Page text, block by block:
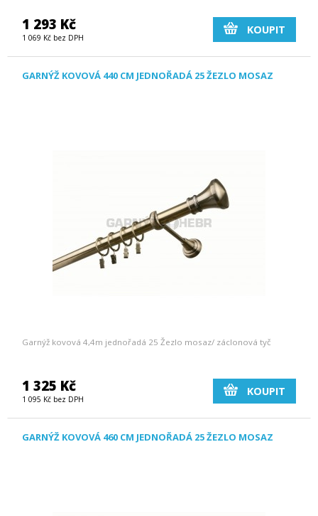
1 293 Kč
1 069 Kč bez DPH
KOUPIT
GARNÝŽ KOVOVÁ 440 CM JEDNOŘADÁ 25 ŽEZLO MOSAZ
Garnýž kovová 4,4m jednořadá 25 Žezlo mosaz/ záclonová tyč
1 325 Kč
1 095 Kč bez DPH
KOUPIT
GARNÝŽ KOVOVÁ 460 CM JEDNOŘADÁ 25 ŽEZLO MOSAZ